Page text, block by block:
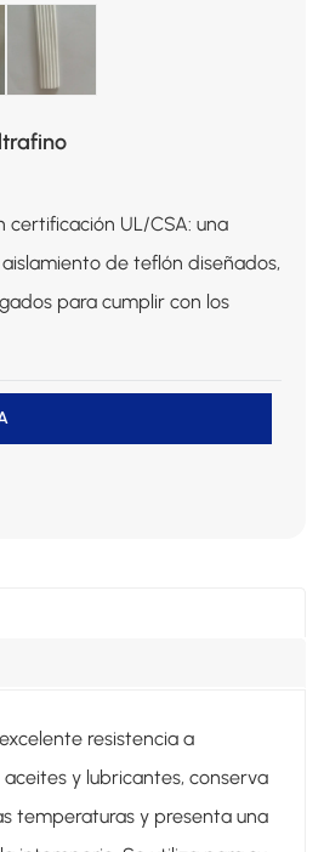
certificación UL/CSA: una
de teflón diseñados,
para cumplir con los
resistencia a
y lubricantes, conserva
temperaturas y presenta una